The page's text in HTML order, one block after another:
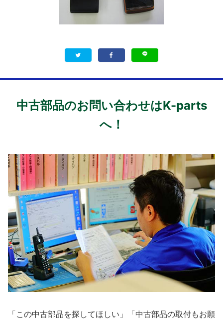
中古部品のお問い合わせはK-parts
へ！
「この中古部品を探してほしい」「中古部品の取付もお願